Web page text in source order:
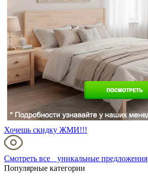
Хочешь скидку ЖМИ!!!
Смотреть все уникальные предложения
Популярные категории